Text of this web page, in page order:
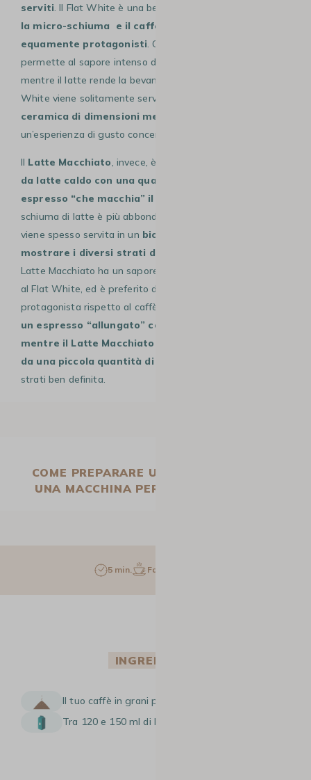
serviti. Il Flat White è una bevanda in cui il
la micro-schiuma e il caffè sono tutti e tre
equamente protagonisti. Questa schiuma sottile
permette al sapore intenso dell’espresso di emergere,
mentre il latte rende la bevanda cremosa e morbida. Il Flat
White viene solitamente servito in una
ceramica di dimensioni medio-piccole
un’esperienza di gusto concentrata e bilanciata.
Il Latte Macchiato, invece, è composto
da latte caldo con una quantità molto inferiore di
espresso “che macchia” il latte
schiuma di latte è più abbondante e soffice, e la bevanda
viene spesso servita in un bicchiere alto di vetro per
mostrare i diversi strati di latte, schiuma e caffè.
Latte Macchiato ha un sapore più dolce e delicato rispetto
al Flat White, ed è preferito da chi ama il latte più
protagonista rispetto al caffè. In sintesi,
un espresso “allungato” con latte e micro-schiuma,
mentre il Latte Macchiato è latte caldo “macchiato”
da una piccola quantità di caffè
strati ben definita.
COME PREPARARE UN FLAT WHITE CON
UNA MACCHINA PER CAFFÈ A CHICCHI?
5 min. Facile
INGREDIENTI
Il tuo caffè in grani preferito
Tra 120 e 150 ml di latte intero